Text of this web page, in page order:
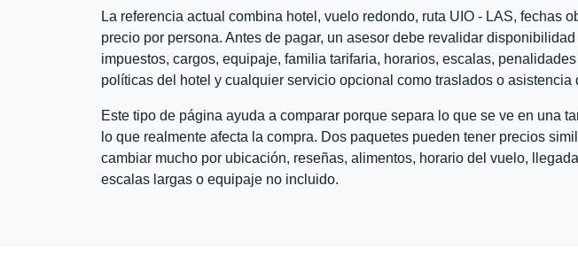
La referencia actual combina hotel, vuelo redondo, ruta UIO - LAS, fechas
precio por persona. Antes de pagar, un asesor debe revalidar
impuestos, cargos, equipaje, familia tarifaria, horarios, escalas,
políticas del hotel y cualquier servicio opcional como traslados o asistencia
Este tipo de página ayuda a comparar porque separa lo que se ve en una
lo que realmente afecta la compra. Dos paquetes pueden tener precios
cambiar mucho por ubicación, reseñas, alimentos, horario del vuelo,
escalas largas o equipaje no incluido.